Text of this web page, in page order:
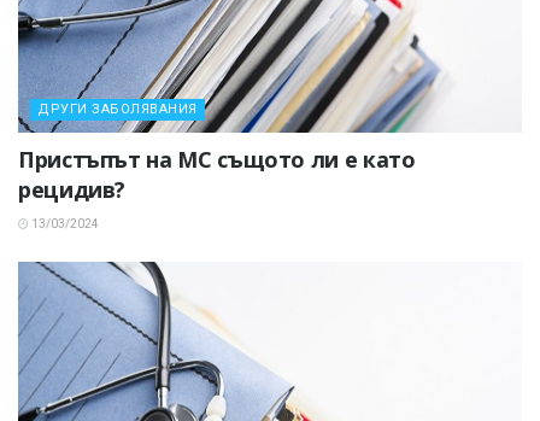
ДРУГИ ЗАБОЛЯВАНИЯ
Пристъпът на МС същото ли е като
рецидив?
13/03/2024